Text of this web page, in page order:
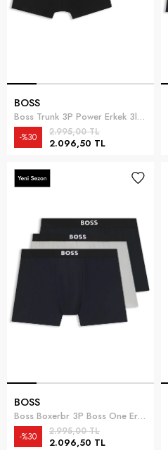
BOSS
Boss Trunk 3P Power Erkek 3lü Boxer Siyah
2.096,50 TL
2.995,00 TL
%30
BOSS
Boss Boxerbr 3P Boss One Erkek 3lü Boxer Çok Renkli
2.096,50 TL
2.995,00 TL
%30